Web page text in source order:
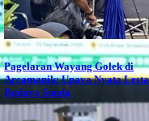
Pagelaran Wayang Golek di
Arcamanik: Upaya Nyata
Budaya Sunda